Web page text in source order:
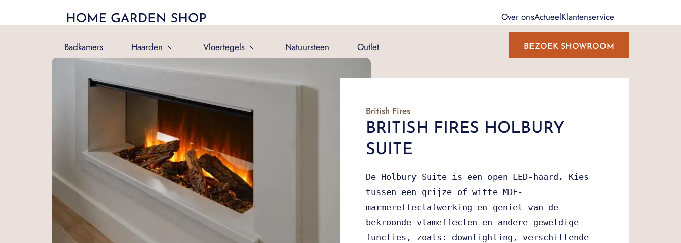
Over onsActueelKlantenservice
Badkamers Haarden Vloertegels Natuursteen Outlet BEZOEK SHOWROOM
British Fires
BRITISH FIRES HOLBURY
SUITE
De Holbury Suite is een open LED-haard. Kies
tussen een grijze of witte MDF-
marmereffectafwerking en geniet van de
bekroonde vlameffecten en andere geweldige
functies, zoals: downlighting, verschillende